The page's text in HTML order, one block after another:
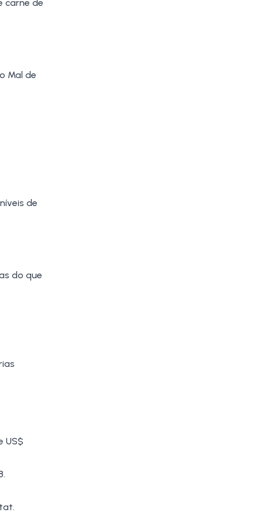
carne de
Mal de
de
do que
US$
.